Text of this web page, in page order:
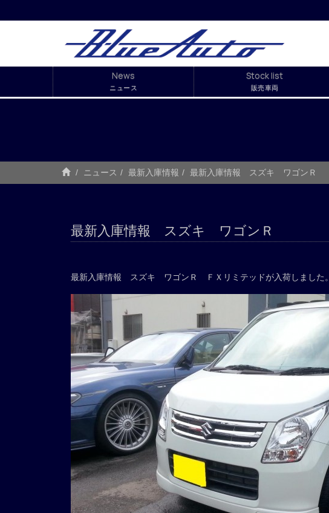
News
ニュース
Stock list
販売車両
ニュース 最新入庫情報 最新入庫情報 スズキ ワゴンＲ
最新入庫情報 スズキ ワゴンＲ
最新入庫情報 スズキ ワゴンＲ ＦＸリミテッドが入荷しました。